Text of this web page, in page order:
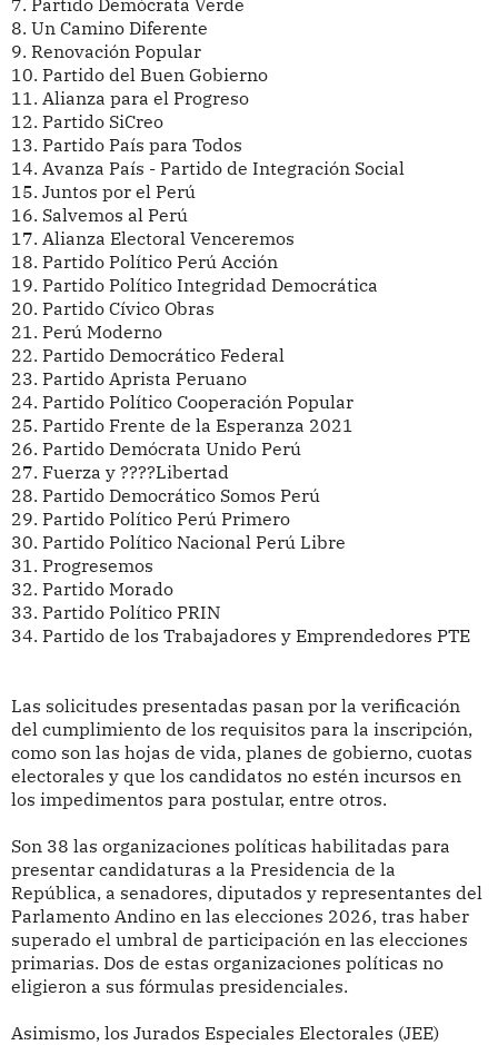
7. Partido Demócrata Verde
8. Un Camino Diferente
9. Renovación Popular
10. Partido del Buen Gobierno
11. Alianza para el Progreso
12. Partido SiCreo
13. Partido País para Todos
14. Avanza País - Partido de Integración Social
15. Juntos por el Perú
16. Salvemos al Perú
17. Alianza Electoral Venceremos
18. Partido Político Perú Acción
19. Partido Político Integridad Democrática
20. Partido Cívico Obras
21. Perú Moderno
22. Partido Democrático Federal
23. Partido Aprista Peruano
24. Partido Político Cooperación Popular
25. Partido Frente de la Esperanza 2021
26. Partido Demócrata Unido Perú
27. Fuerza y ????Libertad
28. Partido Democrático Somos Perú
29. Partido Político Perú Primero
30. Partido Político Nacional Perú Libre
31. Progresemos
32. Partido Morado
33. Partido Político PRIN
34. Partido de los Trabajadores y Emprendedores PTE
Las solicitudes presentadas pasan por la verificación
del cumplimiento de los requisitos para la inscripción,
como son las hojas de vida, planes de gobierno, cuotas
electorales y que los candidatos no estén incursos en
los impedimentos para postular, entre otros.
Son 38 las organizaciones políticas habilitadas para
presentar candidaturas a la Presidencia de la
República, a senadores, diputados y representantes del
Parlamento Andino en las elecciones 2026, tras haber
superado el umbral de participación en las elecciones
primarias. Dos de estas organizaciones políticas no
eligieron a sus fórmulas presidenciales.
Asimismo, los Jurados Especiales Electorales (JEE)